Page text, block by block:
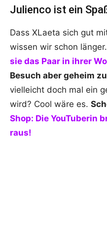
Julienco ist ein
Dass XLaeta sich gut
wissen wir schon länger.
sie das Paar in ihrer
Besuch aber geheim
vielleicht doch mal ein
wird? Cool wäre es.
Shop: Die YouTuberin
raus!